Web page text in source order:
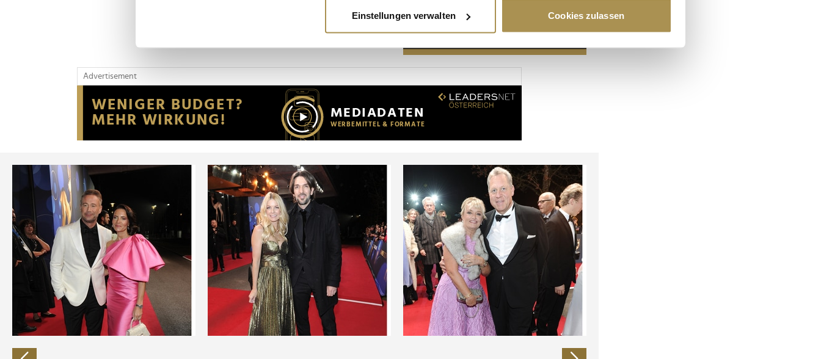
Erfahren Sie mehr darüber, wie Ihre persönlichen Daten verarbeitet werden, und legen Sie Ihre Präferenzen im
Wir verwenden Cookies, um Inhalte und Anzeigen zu personalisieren, Funktionen für soziale Medien anbieten zu können
Website an unsere Partner für soziale Medien, Werbung und Analysen weiter. Unsere Partner führen diese Informationen
möglicherweise mit weiteren Daten zusammen, die Sie ihnen bereitgestellt haben oder die sie im Rahmen Ihrer Nutzung
der Dienste gesammelt haben.
Einstellungen verwalten Cookies zulassen
Advertisement